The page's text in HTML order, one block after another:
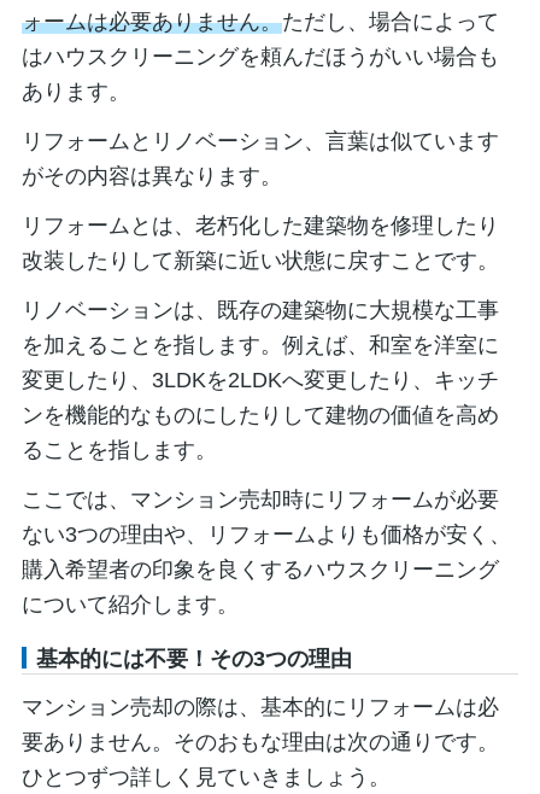
ォームは必要ありません。ただし、場合によって
はハウスクリーニングを頼んだほうがいい場合も
あります。
リフォームとリノベーション、言葉は似ています
がその内容は異なります。
リフォームとは、老朽化した建築物を修理したり
改装したりして新築に近い状態に戻すことです。
リノベーションは、既存の建築物に大規模な工事
を加えることを指します。例えば、和室を洋室に
変更したり、3LDKを2LDKへ変更したり、キッチ
ンを機能的なものにしたりして建物の価値を高め
ることを指します。
ここでは、マンション売却時にリフォームが必要
ない3つの理由や、リフォームよりも価格が安く、
購入希望者の印象を良くするハウスクリーニング
について紹介します。
基本的には不要！その3つの理由
マンション売却の際は、基本的にリフォームは必
要ありません。そのおもな理由は次の通りです。
ひとつずつ詳しく見ていきましょう。